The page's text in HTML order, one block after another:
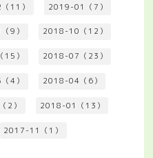
11） 2019-01（7）
9） 2018-10（12）
） 2018-07（23）
4） 2018-04（6）
2） 2018-01（13）
2017-11（1）